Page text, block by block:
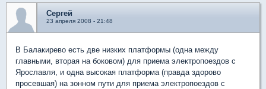
Сергей
23 апреля 2008 - 21:48
В Балакирево есть две низких платформы (одна между
главными, вторая на боковом) для приема электропоездов с
Ярославля, и одна высокая платформа (правда здорово
просевшая) на зонном пути для приема электропоездов с